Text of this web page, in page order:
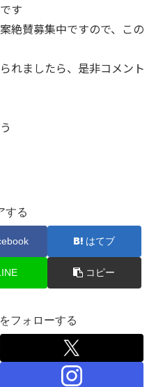
す
絶賛募集中ですので、この
れましたら、是非コメント
する
はてブ
コピー
フォローする